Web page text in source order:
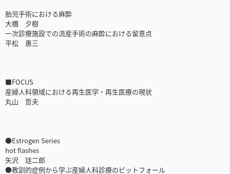
胎児手術における麻酔
大橋 夕樹
一次診療施設での流産手術の麻酔における留意点
平松 惠三
■FOCUS
産婦人科領域における再生医学・再生医療の現状
丸山 哲夫
●Estrogen Series
hot flashes
矢沢 珪二郎
●教訓的症例から学ぶ産婦人科診療のピットフォール